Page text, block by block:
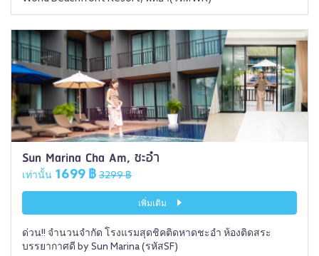
Sun Marina Cha Am, ชะอำ
เท่านั้น 1699 ฿ 3299 ฿
เพิ่มเติม
ด่วน!! จำนวนจำกัด โรงแรมสุดชิคติดหาดชะอำ ห้องติดสระ
บรรยากาศดี by Sun Marina (รหัสSF)